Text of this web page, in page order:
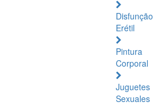
Disfunção
Erétil
Pintura
Corporal
Juguetes
Sexuales